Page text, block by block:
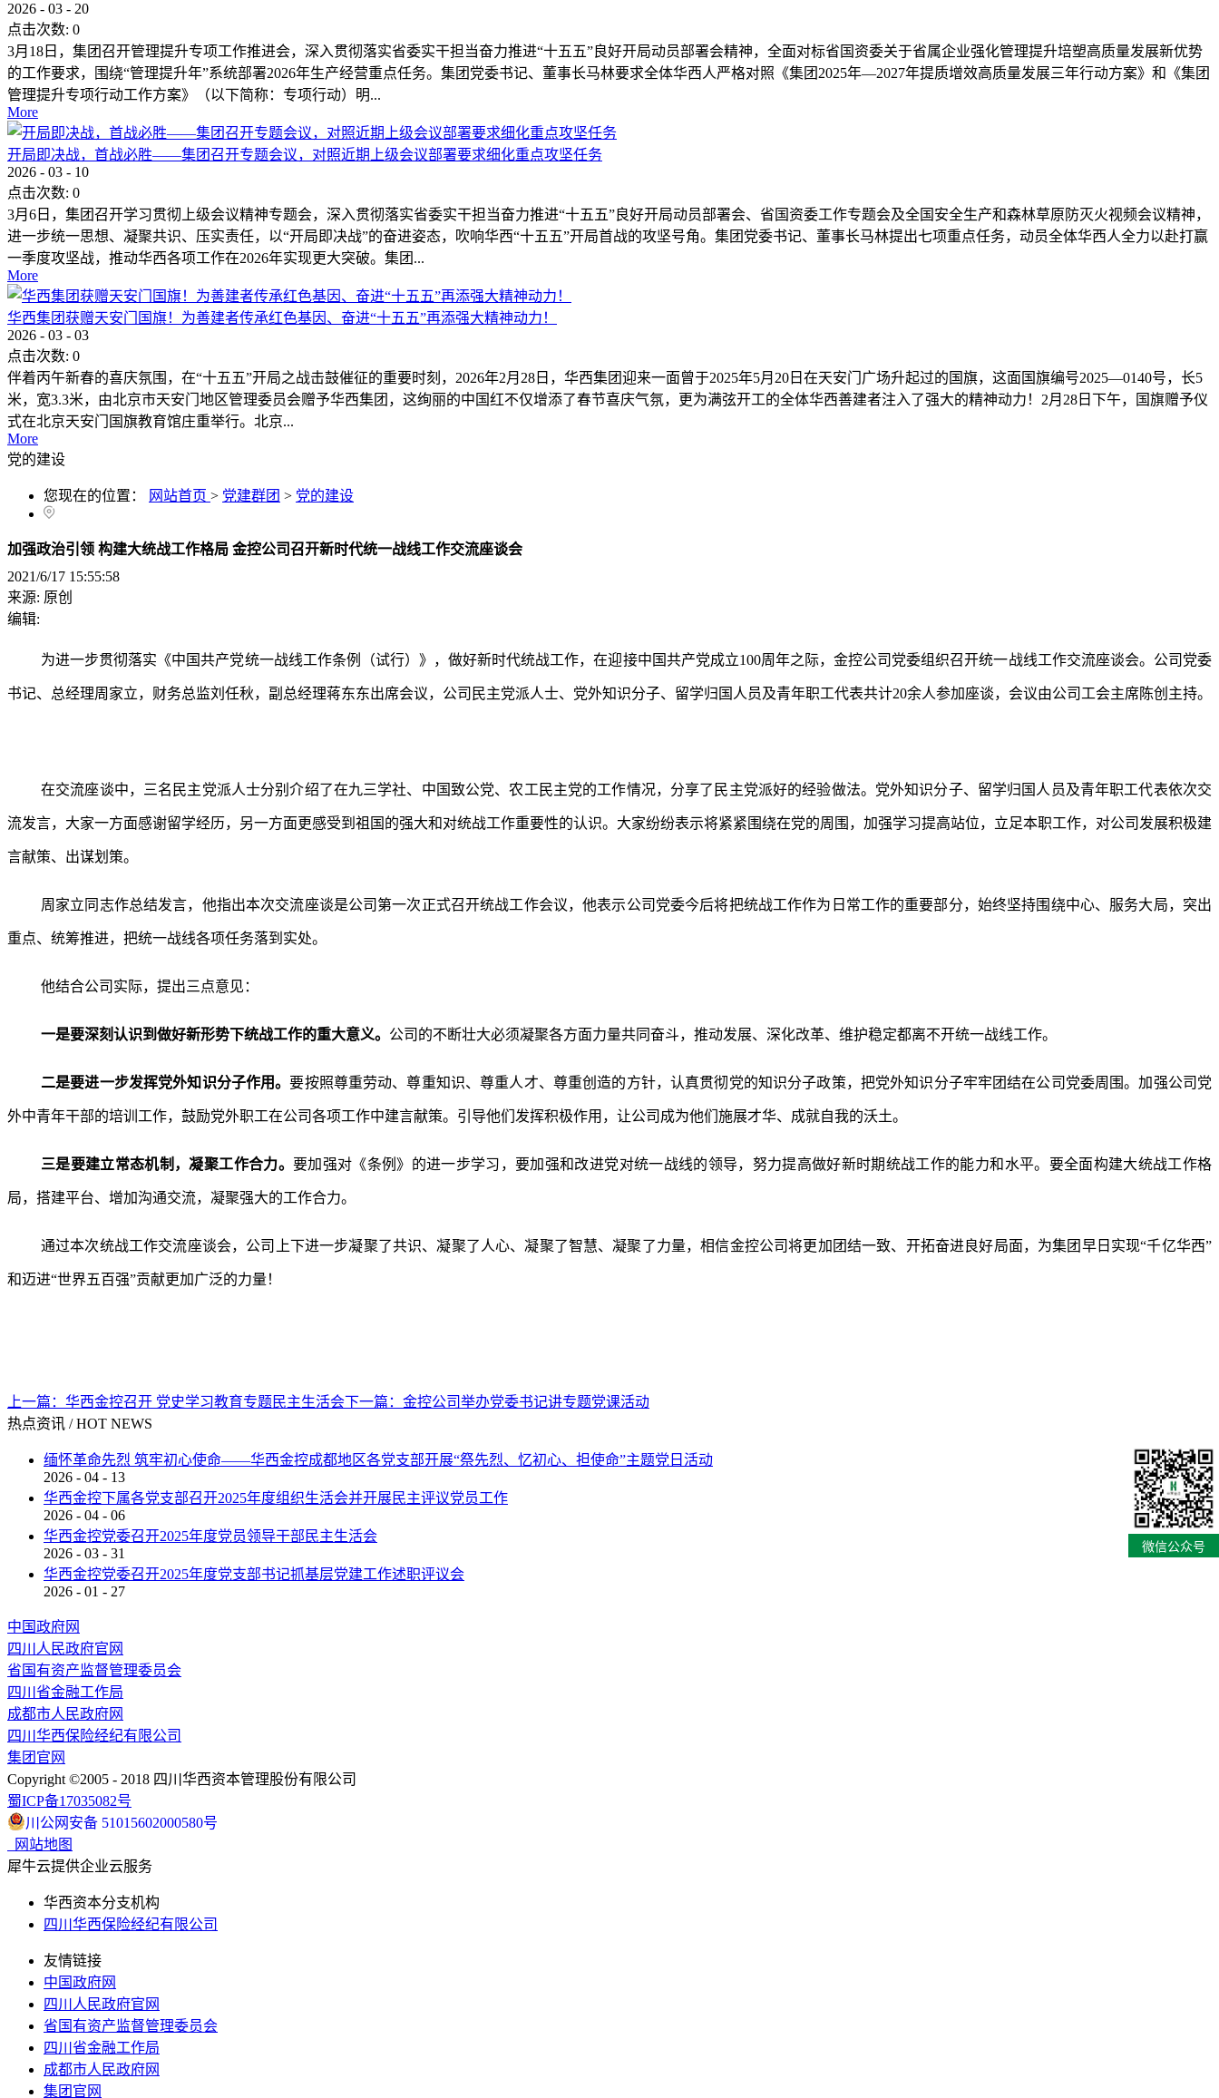
2026 - 03 - 20
点击次数: 0
3月18日，集团召开管理提升专项工作推进会，深入贯彻落实省委实干担当奋力推进“十五五”良好开局动员部署会精神，全面对标省国资委关于省属企业强化管理提升培塑高质量发展新优势
的工作要求，围绕“管理提升年”系统部署2026年生产经营重点任务。集团党委书记、董事长马林要求全体华西人严格对照《集团2025年—2027年提质增效高质量发展三年行动方案》和《集团
管理提升专项行动工作方案》（以下简称：专项行动）明...
More
开局即决战，首战必胜——集团召开专题会议，对照近期上级会议部署要求细化重点攻坚任务
2026 - 03 - 10
点击次数: 0
3月6日，集团召开学习贯彻上级会议精神专题会，深入贯彻落实省委实干担当奋力推进“十五五”良好开局动员部署会、省国资委工作专题会及全国安全生产和森林草原防灭火视频会议精神，
进一步统一思想、凝聚共识、压实责任，以“开局即决战”的奋进姿态，吹响华西“十五五”开局首战的攻坚号角。集团党委书记、董事长马林提出七项重点任务，动员全体华西人全力以赴打赢
一季度攻坚战，推动华西各项工作在2026年实现更大突破。集团...
More
华西集团获赠天安门国旗！为善建者传承红色基因、奋进“十五五”再添强大精神动力！
2026 - 03 - 03
点击次数: 0
伴着丙午新春的喜庆氛围，在“十五五”开局之战击鼓催征的重要时刻，2026年2月28日，华西集团迎来一面曾于2025年5月20日在天安门广场升起过的国旗，这面国旗编号2025—0140号，长5
米，宽3.3米，由北京市天安门地区管理委员会赠予华西集团，这绚丽的中国红不仅增添了春节喜庆气氛，更为满弦开工的全体华西善建者注入了强大的精神动力！2月28日下午，国旗赠予仪
式在北京天安门国旗教育馆庄重举行。北京...
More
党的建设
您现在的位置： 网站首页 > 党建群团 > 党的建设
加强政治引领 构建大统战工作格局 金控公司召开新时代统一战线工作交流座谈会
2021/6/17 15:55:58
来源: 原创
编辑:
为进一步贯彻落实《中国共产党统一战线工作条例（试行）》，做好新时代统战工作，在迎接中国共产党成立100周年之际，金控公司党委组织召开统一战线工作交流座谈会。公司党委
书记、总经理周家立，财务总监刘任秋，副总经理蒋东东出席会议，公司民主党派人士、党外知识分子、留学归国人员及青年职工代表共计20余人参加座谈，会议由公司工会主席陈创主持。
在交流座谈中，三名民主党派人士分别介绍了在九三学社、中国致公党、农工民主党的工作情况，分享了民主党派好的经验做法。党外知识分子、留学归国人员及青年职工代表依次交
流发言，大家一方面感谢留学经历，另一方面更感受到祖国的强大和对统战工作重要性的认识。大家纷纷表示将紧紧围绕在党的周围，加强学习提高站位，立足本职工作，对公司发展积极建
言献策、出谋划策。
周家立同志作总结发言，他指出本次交流座谈是公司第一次正式召开统战工作会议，他表示公司党委今后将把统战工作作为日常工作的重要部分，始终坚持围绕中心、服务大局，突出
重点、统筹推进，把统一战线各项任务落到实处。
他结合公司实际，提出三点意见：
一是要深刻认识到做好新形势下统战工作的重大意义。 公司的不断壮大必须凝聚各方面力量共同奋斗，推动发展、深化改革、维护稳定都离不开统一战线工作。
二是要进一步发挥党外知识分子作用。要按照尊重劳动、尊重知识、尊重人才、尊重创造的方针，认真贯彻党的知识分子政策，把党外知识分子牢牢团结在公司党委周围。加强公司党
外中青年干部的培训工作，鼓励党外职工在公司各项工作中建言献策。引导他们发挥积极作用，让公司成为他们施展才华、成就自我的沃土。
三是要建立常态机制，凝聚工作合力。 要加强对《条例》的进一步学习，要加强和改进党对统一战线的领导，努力提高做好新时期统战工作的能力和水平。要全面构建大统战工作格
局，搭建平台、增加沟通交流，凝聚强大的工作合力。
通过本次统战工作交流座谈会，公司上下进一步凝聚了共识、凝聚了人心、凝聚了智慧、凝聚了力量，相信金控公司将更加团结一致、开拓奋进良好局面，为集团早日实现“千亿华西”
和迈进“世界五百强”贡献更加广泛的力量！
上一篇： 华西金控召开 党史学习教育专题民主生活会下一篇： 金控公司举办党委书记讲专题党课活动
热点资讯 / HOT NEWS
缅怀革命先烈 筑牢初心使命——华西金控成都地区各党支部开展“祭先烈、忆初心、担使命”主题党日活动
2026 - 04 - 13
华西金控下属各党支部召开2025年度组织生活会并开展民主评议党员工作
2026 - 04 - 06
华西金控党委召开2025年度党员领导干部民主生活会
2026 - 03 - 31
华西金控党委召开2025年度党支部书记抓基层党建工作述职评议会
2026 - 01 - 27
中国政府网
四川人民政府官网
省国有资产监督管理委员会
四川省金融工作局
成都市人民政府网
四川华西保险经纪有限公司
集团官网
Copyright ©2005 - 2018 四川华西资本管理股份有限公司
蜀ICP备17035082号
川公网安备 51015602000580号
网站地图
犀牛云提供企业云服务
华西资本分支机构
四川华西保险经纪有限公司
友情链接
中国政府网
四川人民政府官网
省国有资产监督管理委员会
四川省金融工作局
成都市人民政府网
集团官网
微信公众号